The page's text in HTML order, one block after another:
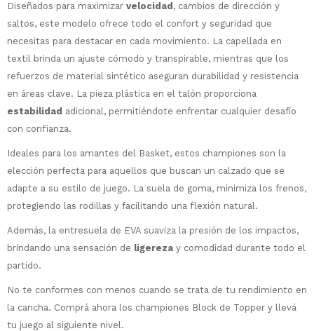
Diseñados para maximizar velocidad , cambios de dirección y
saltos, este modelo ofrece todo el confort y seguridad que
necesitas para destacar en cada movimiento. La capellada en
textil brinda un ajuste cómodo y transpirable, mientras que los
refuerzos de material sintético aseguran durabilidad y resistencia
en áreas clave. La pieza plástica en el talón proporciona
estabilidad adicional, permitiéndote enfrentar cualquier desafío
con confianza.
Ideales para los amantes del Basket, estos championes son la
elección perfecta para aquellos que buscan un calzado que se
adapte a su estilo de juego. La suela de goma, minimiza los frenos,
protegiendo las rodillas y facilitando una flexión natural.
Además, la entresuela de EVA suaviza la presión de los impactos,
brindando una sensación de ligereza y comodidad durante todo el
partido.
No te conformes con menos cuando se trata de tu rendimiento en
la cancha. Comprá ahora los championes Block de Topper y llevá
tu juego al siguiente nivel.
Comprá ahora y Pagá
cuotas y sin tocar tu
tarjeta de crédito
¡Sumate a la forma más ágil de
comprar!
Comprá en 3 cuotas sin recargo o hasta
en 12 cuotas * ¡Solo con tu cédula!
Verifica si estás calificado para comprar
Cédula de identidad
Celular
Fecha de nacimiento
Continuar
Estás calificado para comprar usando Pago
Después.
¡Tenés hasta
para comprar en las cuotas
que prefieras!
Elegí tus productos preferidos
Elegís Pago Después como metodo de pago
* sujeto a aprobación crediticia. El monto
disponible puede variar por comercio
Ups!
Parece que no tenes oferta, lamentamos
el inconveniente, por cualquier duda
contactanos en
preguntas@pagodespues.com.uy
¡Algo salió mal!
Por favor intenta nuevamente mas tarde.